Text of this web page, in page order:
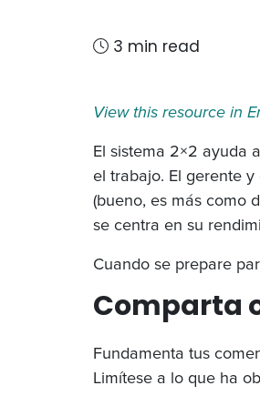
3 min read
View this resource in
El sistema 2×2 ayuda
el trabajo. El gerente
(bueno, es más como
se centra en su
Cuando se prepare
Comparta
Fundamenta tus
Limítese a lo que ha